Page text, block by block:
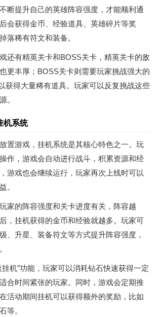
断提升自己的英雄阵容强度，才能顺利通
会获得金币、经验道具、英雄碎片等奖
落稀有符文和装备。
还有精英关卡和BOSS关卡，精英关卡的敌
更丰厚；BOSS关卡则需要玩家挑战强大的
获得大量稀有道具。玩家可以反复挑战这些
。
机系统
置游戏，挂机系统是其核心特色之一。玩
作，游戏会自动进行战斗，积累资源和经
游戏也会继续运行，玩家再次上线时可以
。
家的阵容强度和关卡进度有关，阵容越
，挂机获得的金币和经验就越多。玩家可
、升星、装备符文等方式提升阵容强度，
机”功能，玩家可以消耗钻石快速获得一定
合时间紧张的玩家。同时，游戏会定期推
活动期间挂机可以获得额外的奖励，比如
等。